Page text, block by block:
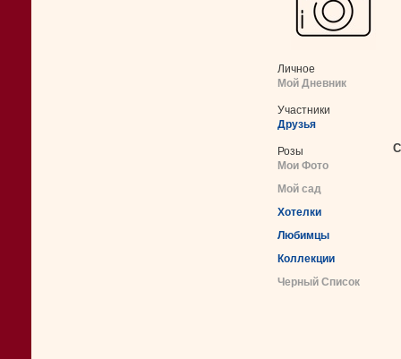
Личное
Мой Дневник
Участники
Друзья
Розы
Мои Фото
Мой сад
Хотелки
Любимцы
Коллекции
Черный Список